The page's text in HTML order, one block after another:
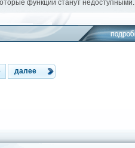
функции станут недоступными.
далее